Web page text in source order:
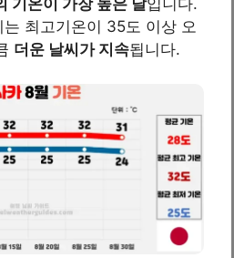
최고기온이 35도 이상 오
더운 날씨가 지속됩니다.